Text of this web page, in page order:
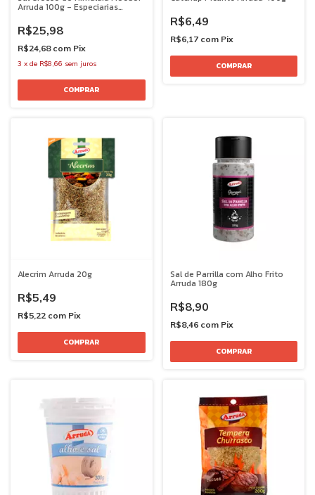
Arruda 100g - Especiarias
R$25,98
R$24,68 com Pix
3 x de R$8,66 sem juros
R$6,49
R$6,17 com Pix
Alecrim Arruda 20g
R$5,49
R$5,22 com Pix
Sal de Parrilla com Alho Frito
Arruda 180g
R$8,90
R$8,46 com Pix